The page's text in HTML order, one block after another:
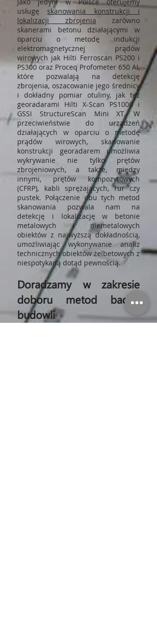
usługę skanowania konstrukcji i
lokalizacji zbrojenia zarówno
skanerami betonu działającymi w
oparciu o metodę indukcji
elektromagnetycznej prądów
wirowych jak Hilti Ferroscan PS200 i
PS300 oraz Proceq Profometer 650 AI,
które pozwalają na detekcję
zbrojenia, oszacowanie jego średnicy
i dokładny pomiar otuliny, jak też
georadarami Hilti X-Scan PS1000 i
GSSI StructureScan Mini XT. W
przeciwieństwie do urządzeń
działających w oparciu o metodę
prądów wirowych, skanowanie
konstrukcji georadarem umożliwia
wykrywanie nie tylko prętów
zbrojeniowych, a także, między
innymi, prętów kompozytowych
(CFRP), kabli sprężających, rur czy
pustek. Połączenie obu tych metod
skanowania pozwala nam na
detekcję i lokalizację w betonie
metalowych i niemetalowych
obiektów z najwyższą dokładnością,
umożliwiając wykonywanie analiz
technicznych obiektów żelbetowych z
niespotykaną dotąd pewnością.
Doradzamy w zakresie
doboru metod badań
budowli